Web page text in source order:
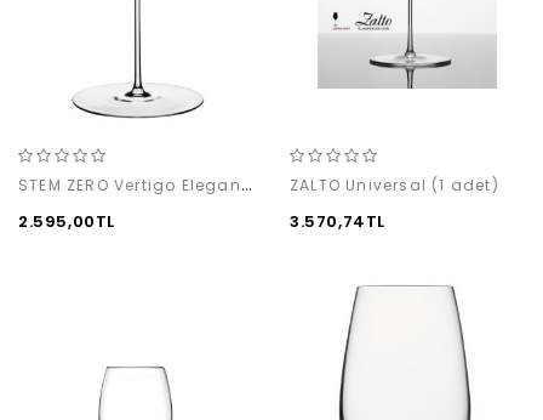
STEM ZERO Vertigo Elegant Red Wine (M) (1'li)
2.595,00TL
ZALTO Universal (1 adet)
3.570,74TL